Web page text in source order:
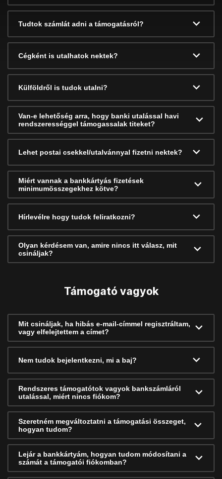
Tudtok számlát adni a támogatásról?
Cégként is utalhatok nektek?
Külföldről is tudok utalni?
Van-e lehetőség arra, hogy banki utalással havi
rendszerességgel támogassalak titeket?
Lehet postai csekkel/utalvánnyal fizetni nektek?
Miért vannak a bankkártyás fizetések
minimumösszegekhez kötve?
Hírlevélre hogy tudok feliratkozni?
Olyan kérdésem van, amire nincs itt válasz, mit
csináljak?
Támogató vagyok
Mit csináljak, ha hibás e-mail-címmel regisztráltam,
vagy elfelejtettem a címet?
Nem tudok bejelentkezni, mi a baj?
Rendszeres támogatótok vagyok bankszámláról
utalással, miért nincs fiókom?
Szeretném megváltoztatni a támogatási összeget,
hogyan tudom?
Lejár a bankkártyám, hogyan tudom módosítani a
számát a támogatói fiókomban?